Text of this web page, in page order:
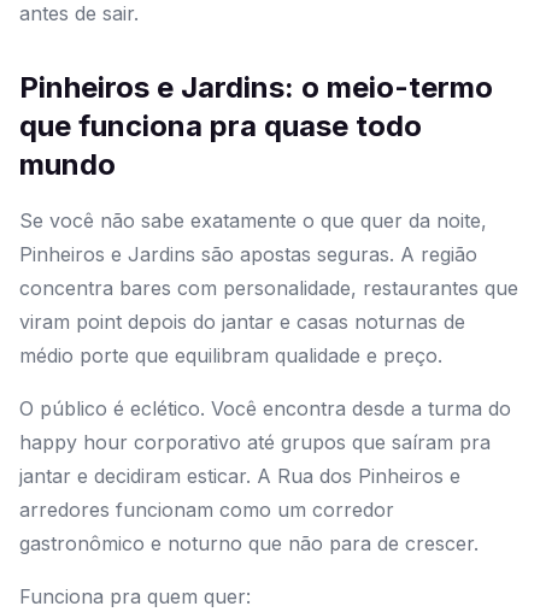
antes de sair.
Pinheiros e Jardins: o meio-termo
que funciona pra quase todo
mundo
Se você não sabe exatamente o que quer da noite,
Pinheiros e Jardins são apostas seguras. A região
concentra bares com personalidade, restaurantes que
viram point depois do jantar e casas noturnas de
médio porte que equilibram qualidade e preço.
O público é eclético. Você encontra desde a turma do
happy hour corporativo até grupos que saíram pra
jantar e decidiram esticar. A Rua dos Pinheiros e
arredores funcionam como um corredor
gastronômico e noturno que não para de crescer.
Funciona pra quem quer: